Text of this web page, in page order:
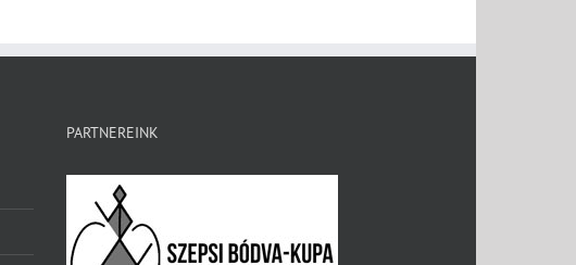
PARTNEREINK